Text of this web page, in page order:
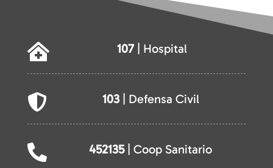
 107| Hospital
 103| Defensa Civil
 452135| Coop Sanitario